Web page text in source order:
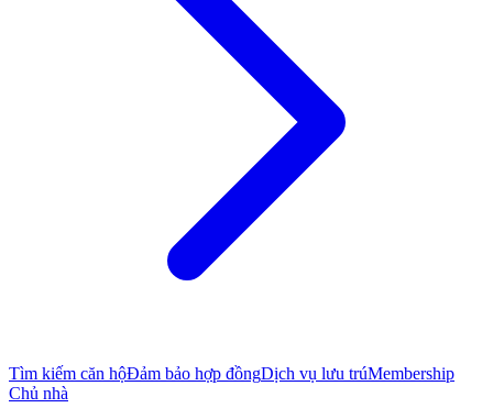
Tìm kiếm căn hộĐảm bảo hợp đồngDịch vụ lưu trúMembership
Chủ nhà